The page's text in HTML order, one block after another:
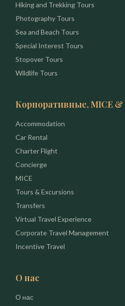
Hiking and Trekking Tours
Photography Tours
Sea and Beach Tours
Special Interest Tours
Stopover Tours
Wildlife Tours
Корпоративные, MICE
Accommodation
Car Rental
Charter Flight
Concierge
MICE
Tours & Excursions
Transfers
Virtual Travel Experience
Corporate Travel Management
Incentive Travel
О нас
О нас